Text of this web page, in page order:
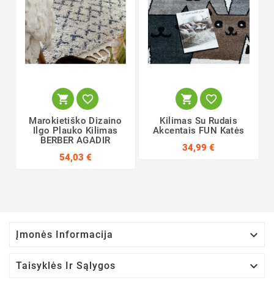
 
Marokietiško Dizaino
Ilgo Plauko Kilimas
BERBER AGADIR
54,03 €
 
Kilimas Su Rudais
Akcentais FUN Katės
34,99 €
Įmonės Informacija 
Taisyklės Ir Sąlygos 